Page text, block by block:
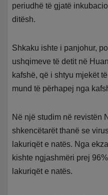
periudhë të gjatë
ditësh.
Shkaku ishte i panjohur,
ushqimeve të detit në
kafshë, që i shtyu mjekët
mund të përhapej nga
Në një studim në revistën
shkencëtarët thanë se
lakuriqët e natës. Nga
kishte ngjashmëri prej
lakuriqët e natës.